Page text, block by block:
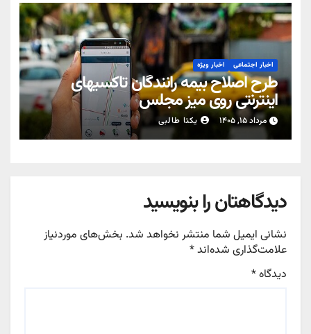
اخبار اجتماعی اخبار ویژه
طرح اصلاح بیمه رانندگان تاکسیهای
اینترنتی روی میز مجلس
مرداد ۱۵, ۱۴۰۵ یکتا طالبی
دیدگاهتان را بنویسید
نشانی ایمیل شما منتشر نخواهد شد. بخش‌های موردنیاز
علامت‌گذاری شده‌اند*
دیدگاه*